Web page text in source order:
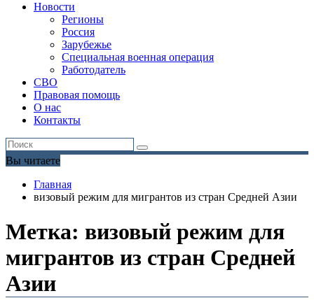
Новости
Регионы
Россия
Зарубежье
Специальная военная операция
Работодатель
СВО
Правовая помощь
О нас
Контакты
Вы читаете
Главная
визовый режим для мигрантов из стран Средней Азии
Метка: визовый режим для
мигрантов из стран Средней
Азии